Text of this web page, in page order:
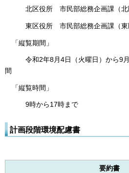
北区役所 市民部総務企画課（北区
東区役所 市民部総務企画課（東区
「縦覧期間」
令和2年8月4日（火曜日）から9月
間
「縦覧時間」
9時から17時まで
計画段階環境配慮書
要約書